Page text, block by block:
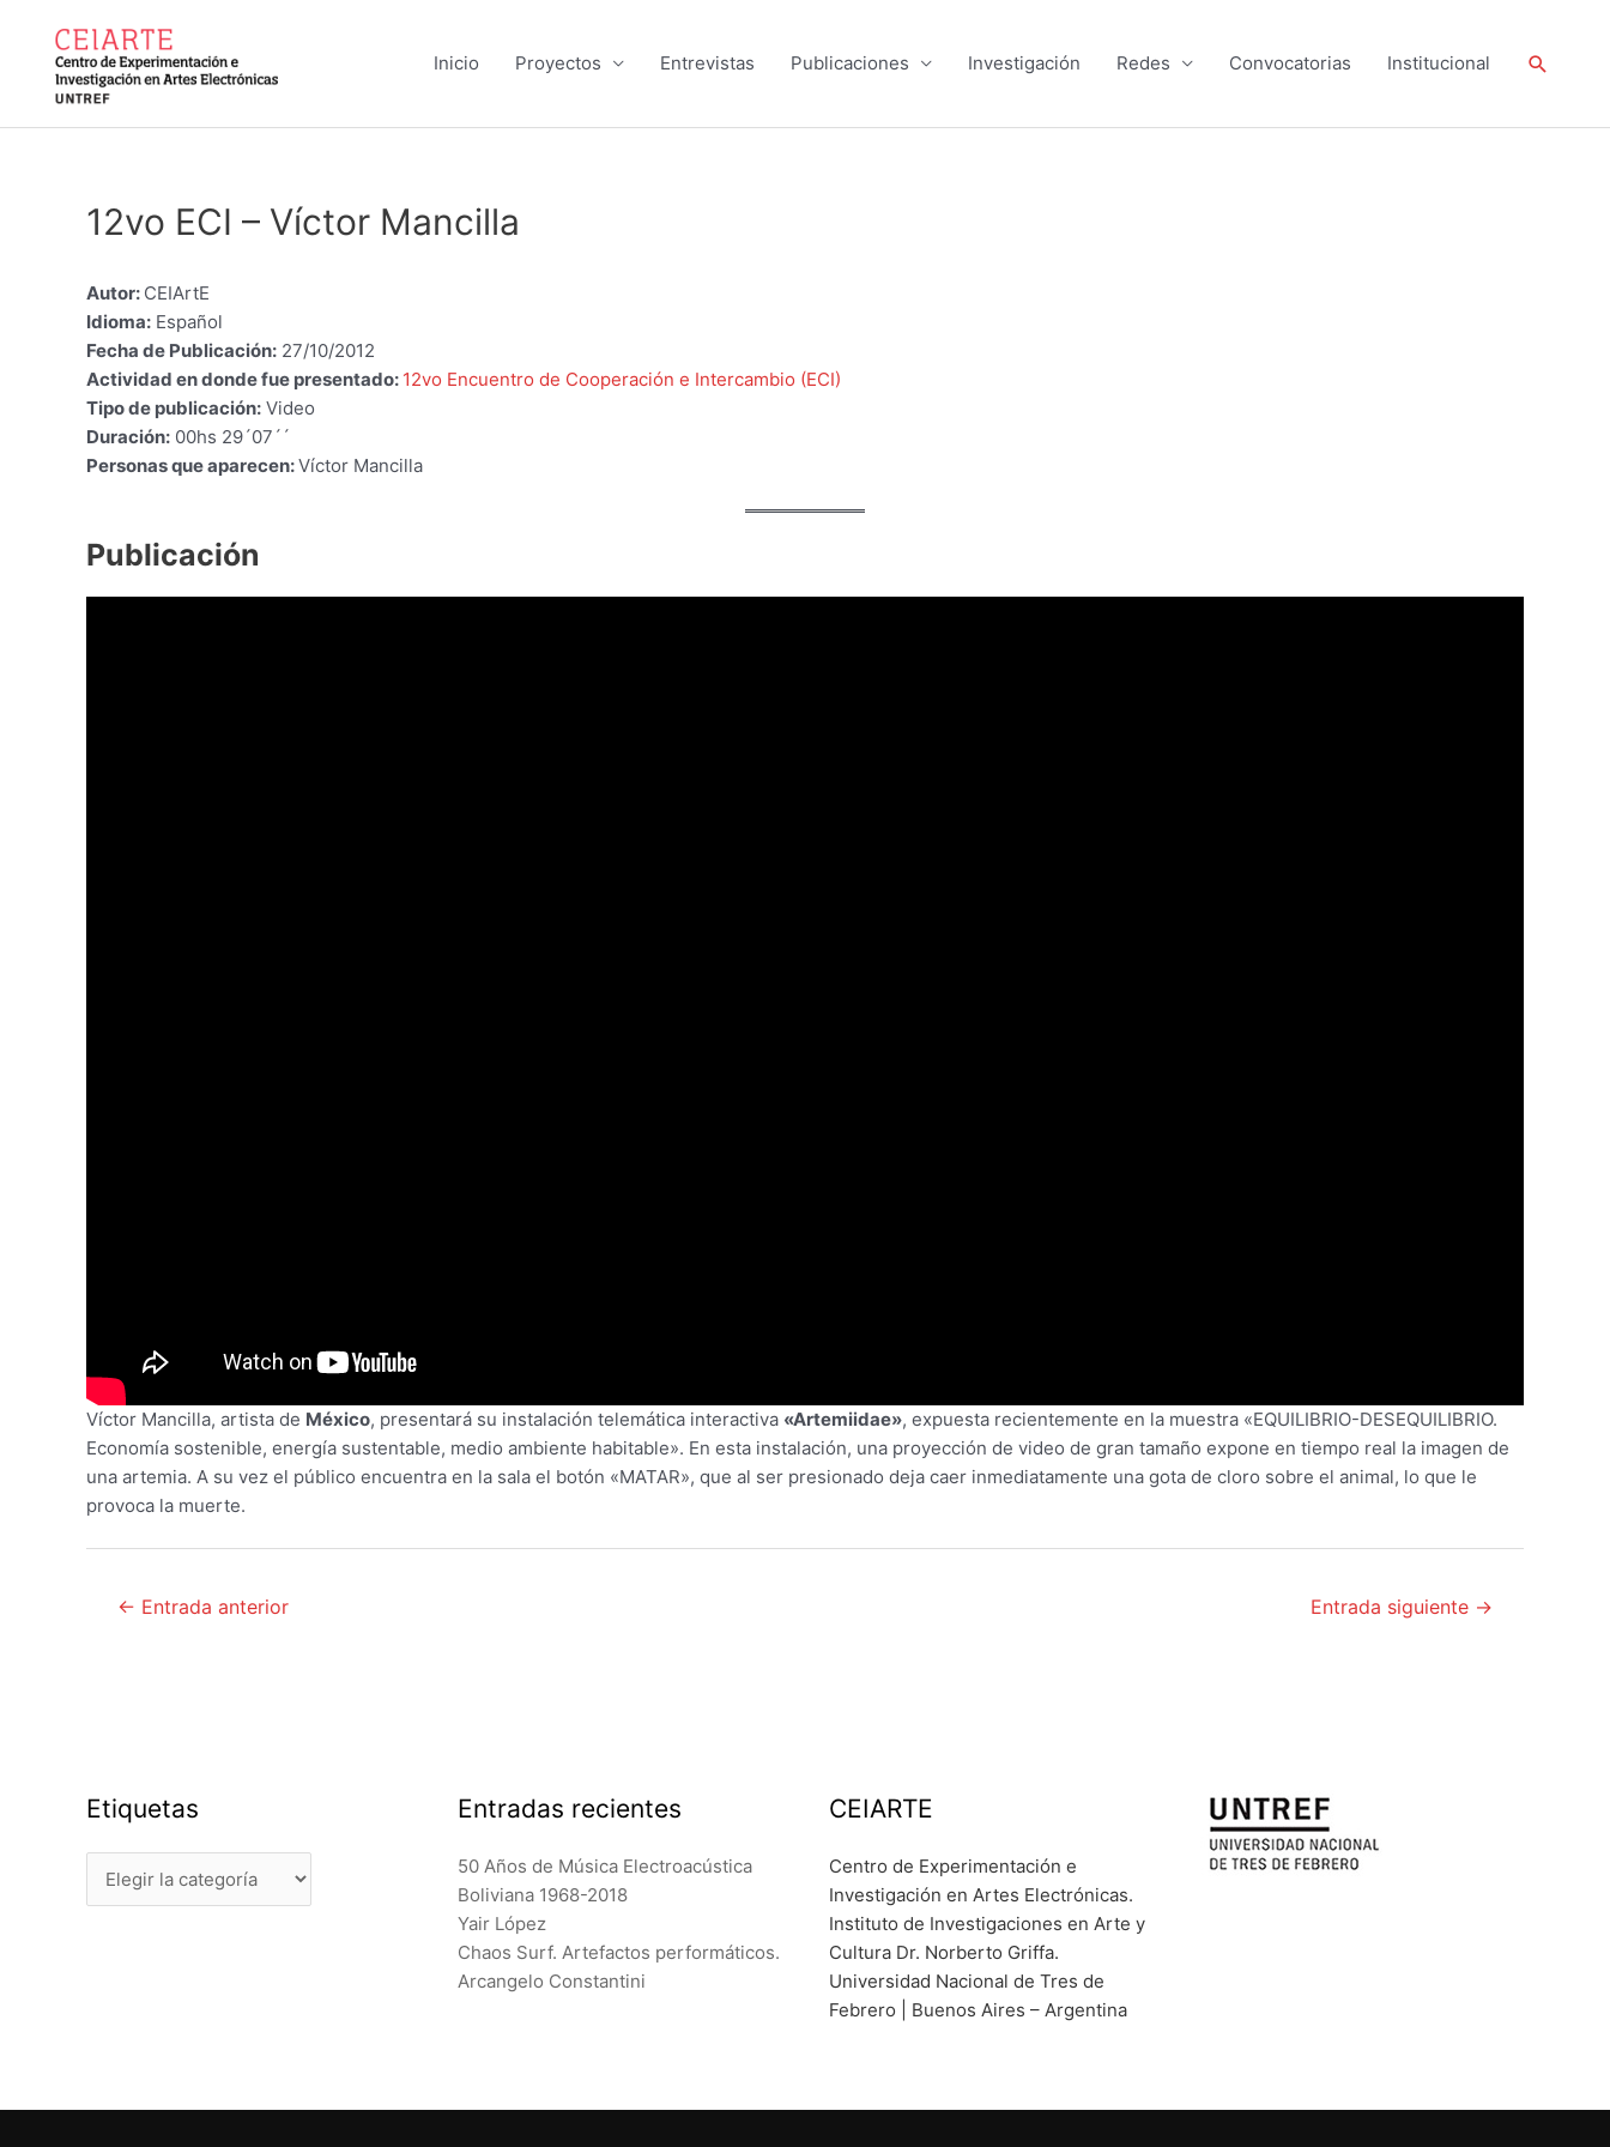
contenido
Inicio Proyectos Entrevistas Publicaciones Investigación Redes Convocatorias Institucional Buscar
12vo ECI – Víctor Mancilla
Autor: CEIArtE
Idioma: Español
Fecha de Publicación: 27/10/2012
Actividad en donde fue presentado: 12vo Encuentro de Cooperación e Intercambio (ECI)
Tipo de publicación: Video
Duración: 00hs 29´07´´
Personas que aparecen:Víctor Mancilla
Publicación
Víctor Mancilla, artista de México, presentará su instalación telemática interactiva «Artemiidae», expuesta recientemente en la muestra «EQUILIBRIO-DESEQUILIBRIO.
Economía sostenible, energía sustentable, medio ambiente habitable». En esta instalación, una proyección de video de gran tamaño expone en tiempo real la imagen de
una artemia. A su vez el público encuentra en la sala el botón «MATAR», que al ser presionado deja caer inmediatamente una gota de cloro sobre el animal, lo que le
provoca la muerte.
Navegación
← Entrada anterior Entrada siguiente →
Etiquetas Entradas recientes
50 Años de Música Electroacústica
Boliviana 1968-2018
Yair López
Chaos Surf. Artefactos performáticos.
Arcangelo Constantini
CEIARTE
Centro de Experimentación e
Investigación en Artes Electrónicas.
Instituto de Investigaciones en Arte y
Cultura Dr. Norberto Griffa.
Universidad Nacional de Tres de
Febrero | Buenos Aires – Argentina